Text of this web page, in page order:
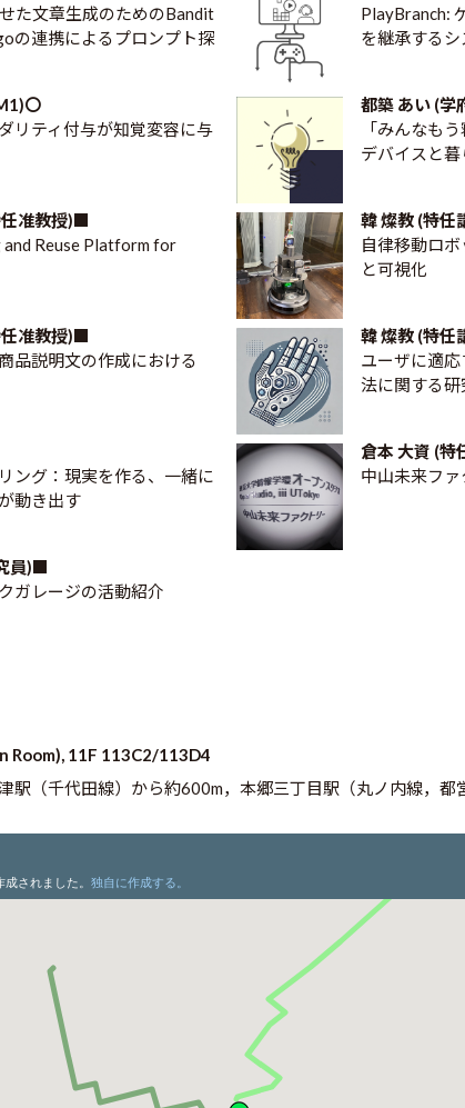
た文章生成のためのBandit
の連携によるプロンプト探
PlayBranch:
を継承するシ
〇
リティ付与が知覚変容に与
都築 あい (学
「みんなも
デバイスと暮
准教授)■
and Reuse Platform for
韓 燦教 (特任
自律移動ロ
と可視化
准教授)■
品説明文の作成における
韓 燦教 (特任
ユーザに適
法に関する研
ング：現実を作る、一緒に
動き出す
倉本 大資 (特
中山未来フ
員)■
ガレージの活動紹介
Room), 11F 113C2/113D4
駅（千代田線）から約600m，本郷三丁目駅（丸ノ内線，都